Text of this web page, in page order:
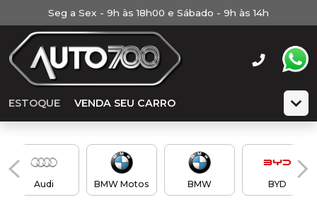
Seg a Sex - 9h às 18h00 e Sábado - 9h às 14h
ESTOQUE VENDA SEU CARRO
Audi BMW Motos BMW BYD